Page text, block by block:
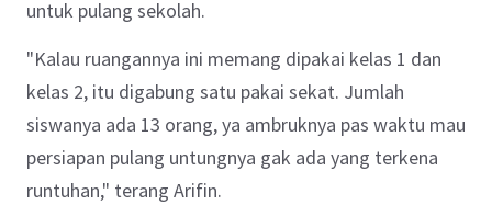
untuk pulang sekolah.
"Kalau ruangannya ini memang dipakai kelas 1 dan
kelas 2, itu digabung satu pakai sekat. Jumlah
siswanya ada 13 orang, ya ambruknya pas waktu mau
persiapan pulang untungnya gak ada yang terkena
runtuhan," terang Arifin.